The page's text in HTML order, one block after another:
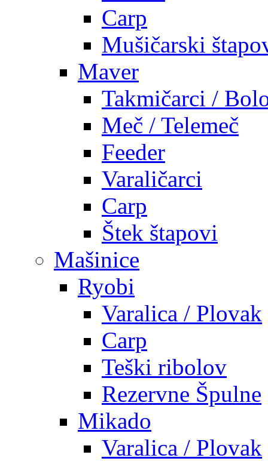
Carp
Mušičarski
Maver
Takmičarci /
Meč / Telemeč
Feeder
Varaličarci
Carp
Štek štapovi
Mašinice
Ryobi
Varalica / Plovak
Carp
Teški ribolov
Rezervne Špulne
Mikado
Varalica / Plovak